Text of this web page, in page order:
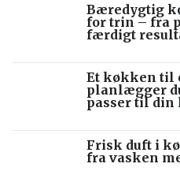
Bæredygtig
for trin – fra
færdigt
Et køkken til
planlægger
passer til din
Frisk duft i
fra vasken